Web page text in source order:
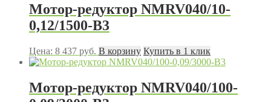
Мотор-редуктор NMRV040/10-
0,12/1500-B3
Цена: 8 437 руб. В корзину Купить в 1 клик
Мотор-редуктор NMRV040/100-